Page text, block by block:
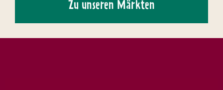
Zu unseren Märkten